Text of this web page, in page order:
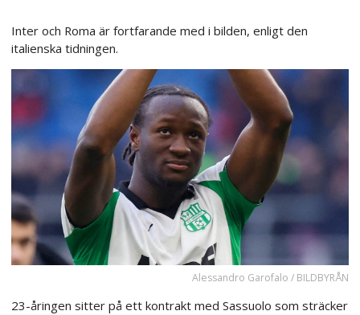
Inter och Roma är fortfarande med i bilden, enligt den
italienska tidningen.
Alessandro Garofalo / BILDBYRÅN
23-åringen sitter på ett kontrakt med Sassuolo som sträcker